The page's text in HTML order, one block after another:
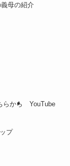
母の紹介
らから YouTube
プ